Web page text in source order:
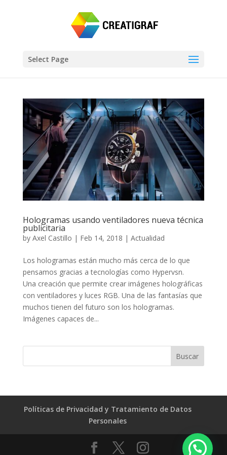
Select Page
Hologramas usando ventiladores nueva técnica
publicitaria
by Axel Castillo | Feb 14, 2018 | Actualidad
Los hologramas están mucho más cerca de lo que
pensamos gracias a tecnologías como Hypervsn.
Una creación que permite crear imágenes holográficas
con ventiladores y luces RGB. Una de las fantasías que
muchos tienen del futuro son los hologramas.
Imágenes capaces de...
Políticas de Privacidad y Tratamiento de Datos
Personales